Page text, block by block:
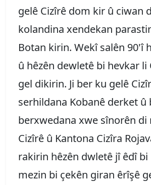
gelê Cizîrê dom kir û ciwan
kolandina xendekan
Botan kirin. Wekî salên 90'î
û hêzên dewletê bi hevkar li
gel dikirin. Ji ber ku gelê
serhildana Kobanê derket û
berxwedana xwe sînorên di
Cizîrê û Kantona Cizîra
rakirin hêzên dwletê jî êdî bi
mezin bi çekên giran êrîşê